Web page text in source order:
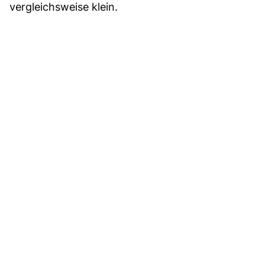
vergleichsweise klein.